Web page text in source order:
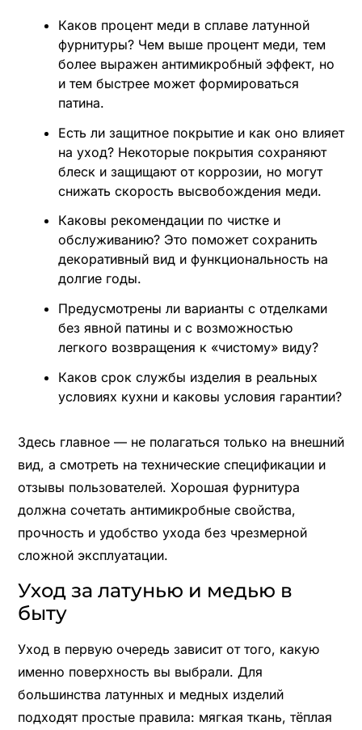
Каков процент меди в сплаве латунной
фурнитуры? Чем выше процент меди, тем
более выражен антимикробный эффект, но
и тем быстрее может формироваться
патина.
Есть ли защитное покрытие и как оно влияет
на уход? Некоторые покрытия сохраняют
блеск и защищают от коррозии, но могут
снижать скорость высвобождения меди.
Каковы рекомендации по чистке и
обслуживанию? Это поможет сохранить
декоративный вид и функциональность на
долгие годы.
Предусмотрены ли варианты с отделками
без явной патины и с возможностью
легкого возвращения к «чистому» виду?
Каков срок службы изделия в реальных
условиях кухни и каковы условия гарантии?
Здесь главное — не полагаться только на внешний
вид, а смотреть на технические спецификации и
отзывы пользователей. Хорошая фурнитура
должна сочетать антимикробные свойства,
прочность и удобство ухода без чрезмерной
сложной эксплуатации.
Уход за латунью и медью в
быту
Уход в первую очередь зависит от того, какую
именно поверхность вы выбрали. Для
большинства латунных и медных изделий
подходят простые правила: мягкая ткань, тёплая